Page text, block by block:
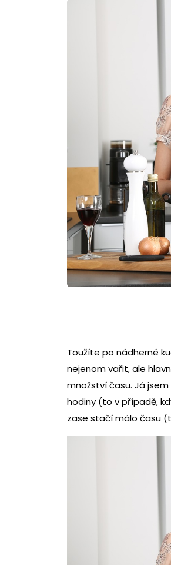
Toužíte po nádherné
nejenom vařit, ale
množství času. Já
hodiny (to v případě,
zase stačí málo času